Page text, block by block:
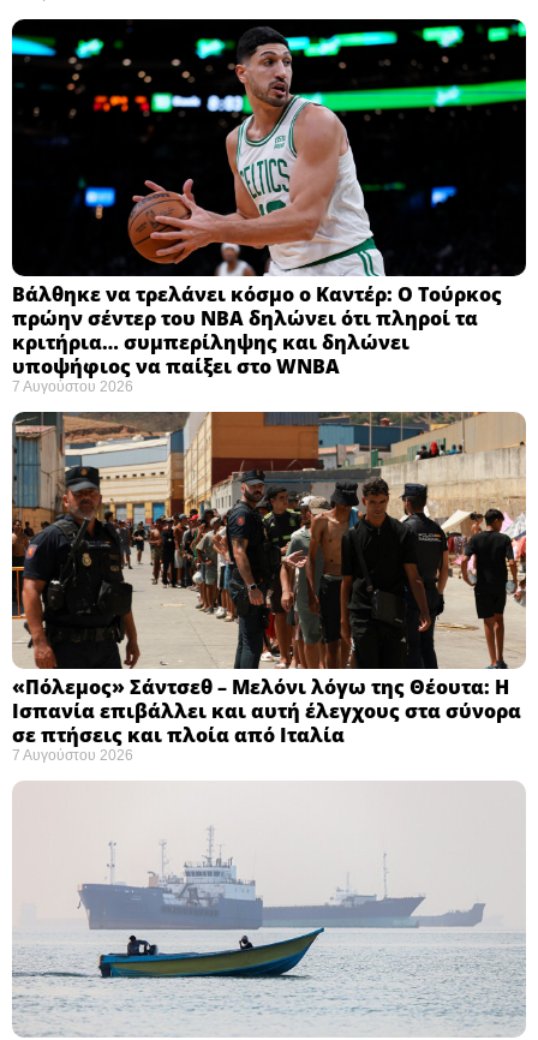
Βάλθηκε να τρελάνει κόσμο ο Καντέρ: Ο Τούρκος
πρώην σέντερ του NBA δηλώνει ότι πληροί τα
κριτήρια… συμπερίληψης και δηλώνει
υποψήφιος να παίξει στο WNBA
7 Αυγούστου 2026
«Πόλεμος» Σάντσεθ – Μελόνι λόγω της Θέουτα: Η
Ισπανία επιβάλλει και αυτή έλεγχους στα σύνορα
σε πτήσεις και πλοία από Ιταλία
7 Αυγούστου 2026